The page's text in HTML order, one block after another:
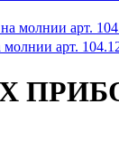
арт.